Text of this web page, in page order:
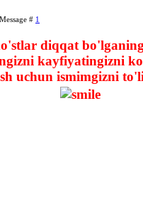
# 1
diqqat
kayfiyatingizni
uchun ismimgizni